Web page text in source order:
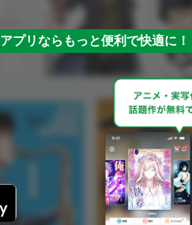
アプリならもっと便利で快適に！